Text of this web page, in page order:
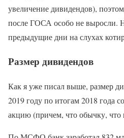
увеличение дивидендов),
после ГОСА особо не выросли.
предыдущие дни на слухах
Размер дивидендов
Как я уже писал выше, размер
2019 году по итогам 2018 года
акцию (причем, что обычку, что